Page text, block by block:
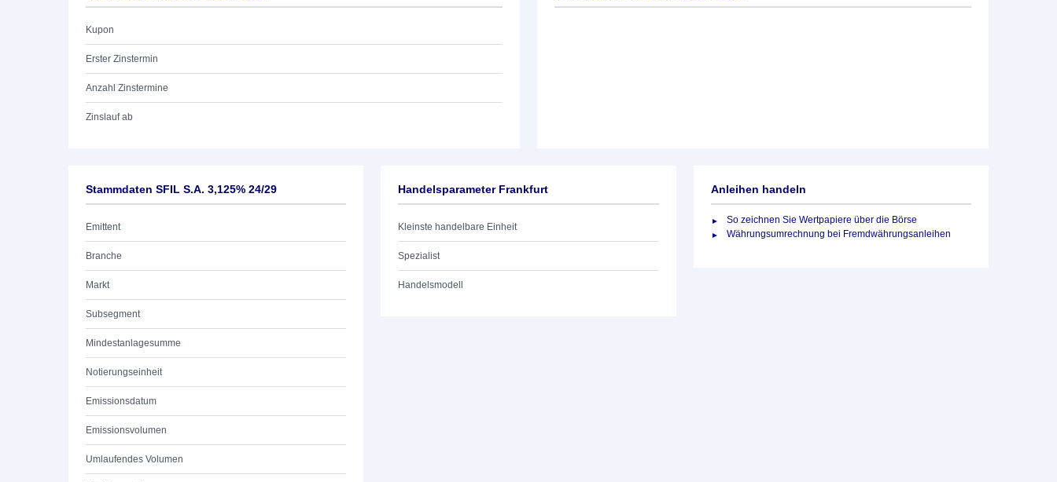
Kupon
Erster Zinstermin
Anzahl Zinstermine
Zinslauf ab
Stammdaten SFIL S.A. 3,125% 24/29
Emittent
Branche
Markt
Subsegment
Mindestanlagesumme
Notierungseinheit
Emissionsdatum
Emissionsvolumen
Umlaufendes Volumen
Handelsparameter Frankfurt
Kleinste handelbare Einheit
Spezialist
Handelsmodell
Anleihen handeln
So zeichnen Sie Wertpapiere über die Börse
Währungsumrechnung bei Fremdwährungsanleihen